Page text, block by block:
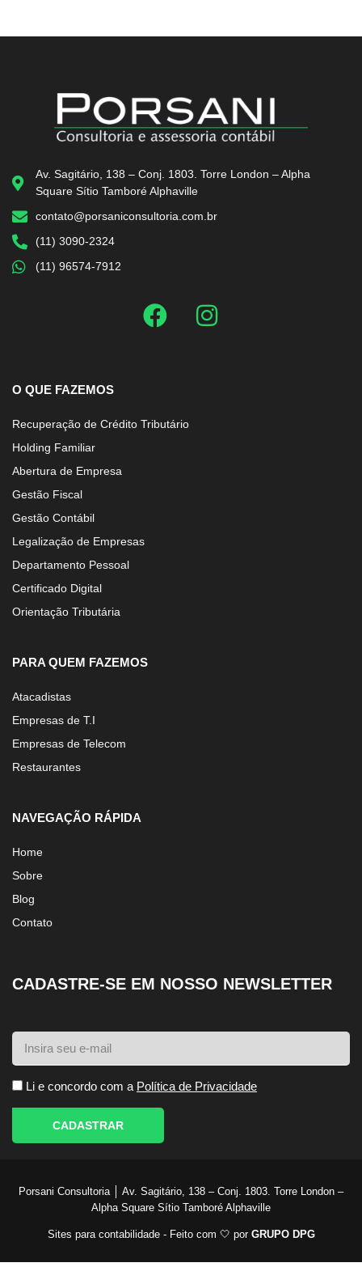
Av. Sagitário, 138 – Conj. 1803. Torre London – Alpha
Square Sítio Tamboré Alphaville
contato@porsaniconsultoria.com.br
(11) 3090-2324
(11) 96574-7912
O QUE FAZEMOS
Recuperação de Crédito Tributário
Holding Familiar
Abertura de Empresa
Gestão Fiscal
Gestão Contábil
Legalização de Empresas
Departamento Pessoal
Certificado Digital
Orientação Tributária
PARA QUEM FAZEMOS
Atacadistas
Empresas de T.I
Empresas de Telecom
Restaurantes
NAVEGAÇÃO RÁPIDA
Home
Sobre
Blog
Contato
CADASTRE-SE EM NOSSO NEWSLETTER
Li e concordo com a Política de Privacidade
CADASTRAR
Porsani Consultoria │ Av. Sagitário, 138 – Conj. 1803. Torre London –
Alpha Square Sítio Tamboré Alphaville
Sites para contabilidade - Feito com 🤍 por GRUPO DPG